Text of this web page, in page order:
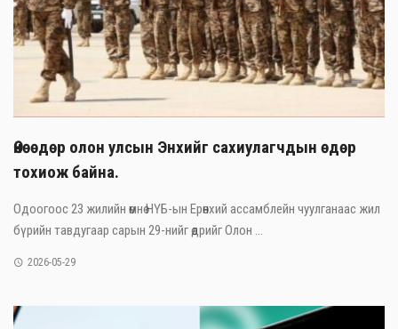
Өнөөдөр олон улсын Энхийг сахиулагчдын өдөр
тохиож байна.
Одоогоос 23 жилийн өмнө НҮБ-ын Ерөнхий ассамблейн чуулганаас жил
бүрийн тавдугаар сарын 29-нийг өдрийг Олон ...
2026-05-29